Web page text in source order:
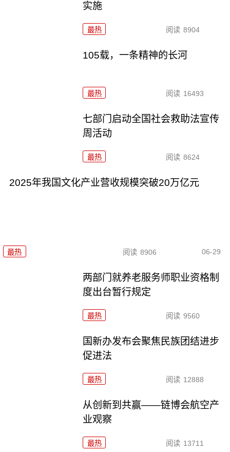
实施
最热 阅读 8904
105载，一条精神的长河
最热 阅读 16493
七部门启动全国社会救助法宣传
周活动
最热 阅读 8624
2025年我国文化产业营收规模突破20万亿元
最热 阅读 8906 06-29
两部门就养老服务师职业资格制
度出台暂行规定
最热 阅读 9560
国新办发布会聚焦民族团结进步
促进法
最热 阅读 12888
从创新到共赢——链博会航空产
业观察
最热 阅读 13711